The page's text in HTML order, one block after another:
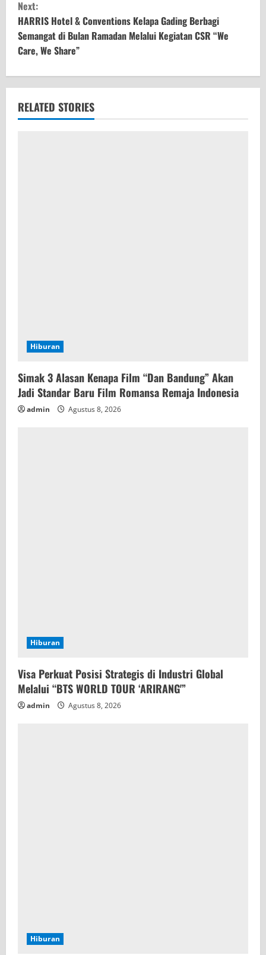
t
i
n
u
e
Next:
HARRIS Hotel & Conventions Kelapa Gading Berbagi
Semangat di Bulan Ramadan Melalui Kegiatan CSR “We
Care, We Share”
RELATED STORIES
Hiburan
Simak 3 Alasan Kenapa Film “Dan Bandung” Akan
Jadi Standar Baru Film Romansa Remaja Indonesia
admin Agustus 8, 2026
Hiburan
Visa Perkuat Posisi Strategis di Industri Global
Melalui “BTS WORLD TOUR ‘ARIRANG'”
admin Agustus 8, 2026
Hiburan